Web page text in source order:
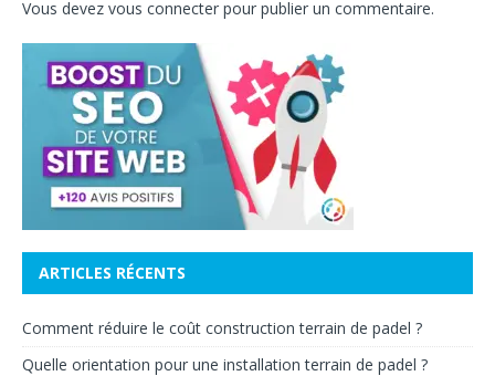
Vous devez vous connecter pour publier un commentaire.
ARTICLES RÉCENTS
Comment réduire le coût construction terrain de padel ?
Quelle orientation pour une installation terrain de padel ?